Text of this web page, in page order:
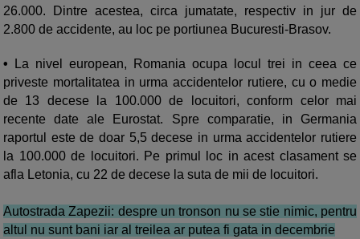
26.000. Dintre acestea, circa jumatate, respectiv in jur de
2.800 de accidente, au loc pe portiunea Bucuresti-Brasov.
• La nivel european, Romania ocupa locul trei in ceea ce
priveste mortalitatea in urma accidentelor rutiere, cu o medie
de 13 decese la 100.000 de locuitori, conform celor mai
recente date ale Eurostat. Spre comparatie, in Germania
raportul este de doar 5,5 decese in urma accidentelor rutiere
la 100.000 de locuitori. Pe primul loc in acest clasament se
afla Letonia, cu 22 de decese la suta de mii de locuitori.
Autostrada Zapezii: despre un tronson nu se stie nimic, pentru
altul nu sunt bani iar al treilea ar putea fi gata in decembrie